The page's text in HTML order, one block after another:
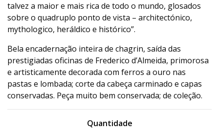
talvez a maior e mais rica de todo o mundo, glosados
sobre o quadruplo ponto de vista – architectónico,
mythologico, heráldico e histórico”.
Bela encadernação inteira de chagrin, saída das
prestigiadas oficinas de Frederico d’Almeida, primorosa
e artisticamente decorada com ferros a ouro nas
pastas e lombada; corte da cabeça carminado e capas
conservadas. Peça muito bem conservada; de coleção.
Quantidade